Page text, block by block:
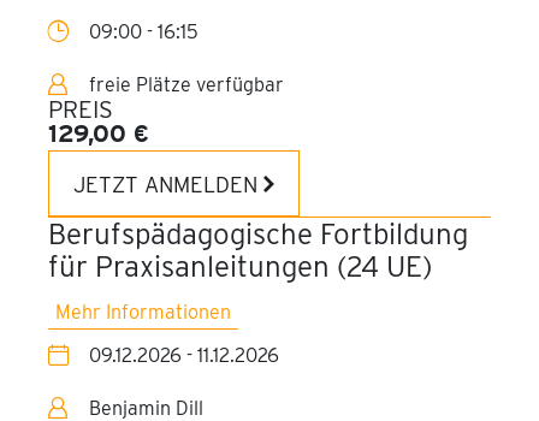
09:00 - 16:15
freie Plätze verfügbar
PREIS
129,00 €
JETZT ANMELDEN
Berufspädagogische Fortbildung
für Praxisanleitungen (24 UE)
Mehr Informationen
09.12.2026 - 11.12.2026
Benjamin Dill